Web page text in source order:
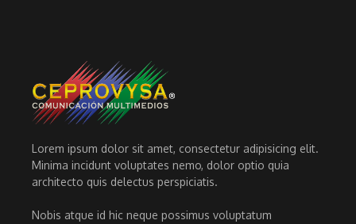
Lorem ipsum dolor sit amet, consectetur adipisicing elit.
Minima incidunt voluptates nemo, dolor optio quia
architecto quis delectus perspiciatis.
Nobis atque id hic neque possimus voluptatum